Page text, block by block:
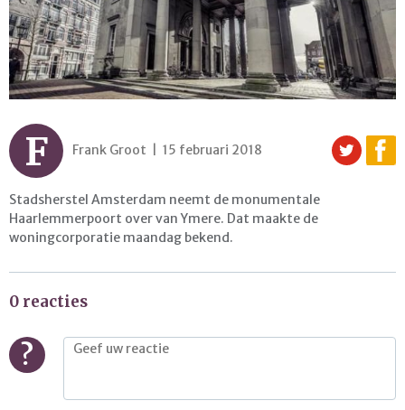
F Frank Groot | 15 februari 2018
Stadsherstel Amsterdam neemt de monumentale
Haarlemmerpoort over van Ymere. Dat maakte de
woningcorporatie maandag bekend.
0 reacties
?